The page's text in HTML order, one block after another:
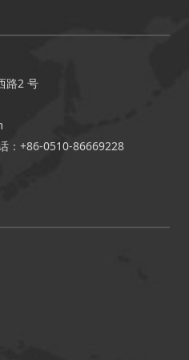
路2 号
：+86-0510-86669228